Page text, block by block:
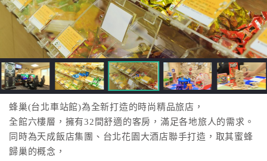
直
跟
飯
店
訂
房
HOT
蜂巢(台北車站館)為全新打造的時尚精品旅店，
全館六樓層，擁有32間舒適的客房，滿足各地旅人的需求。
同時為天成飯店集團、台北花園大酒店聯手打造，取其蜜蜂
歸巢的概念，